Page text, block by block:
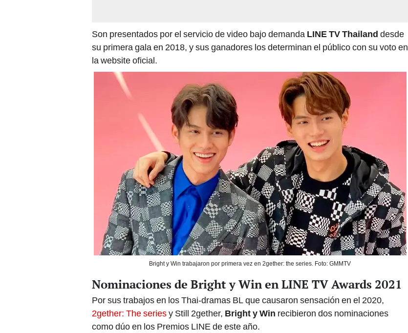
Son presentados por el servicio de video bajo demanda LINE TV Thailand desde
su primera gala en 2018, y sus ganadores los determinan el público con su voto en
la website oficial.
Bright y Win trabajaron por primera vez en 2gether: the series. Foto: GMMTV
Nominaciones de Bright y Win en LINE TV Awards 2021
Por sus trabajos en los Thai-dramas BL que causaron sensación en el 2020,
2gether: The seriesy Still 2gether, Bright y Win recibieron dos nominaciones
como dúo en los Premios LINE de este año.